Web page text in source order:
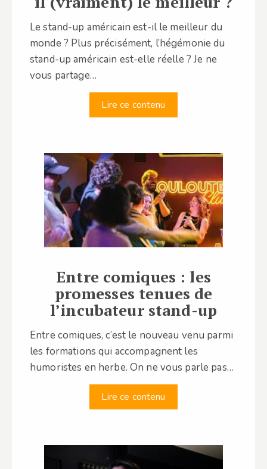
Le stand-up américain est-il le meilleur du
monde ? Plus précisément, l’hégémonie du
stand-up américain est-elle réelle ? Je ne
vous partage…
Lire ce contenu
Entre comiques : les
promesses tenues de
l’incubateur stand-up
Entre comiques, c’est le nouveau venu parmi
les formations qui accompagnent les
humoristes en herbe. On ne vous parle pas…
Lire ce contenu